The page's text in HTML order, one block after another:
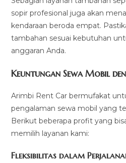
sopir profesional juga akan
kendaraan beroda empat.
tambahan sesuai kebutuhan
anggaran Anda.
Keuntungan Sewa Mobil
Arimbi Rent Car bermufakat
pengalaman sewa mobil yang
Berikut beberapa profit yang
memilih layanan kami:
Fleksibilitas dalam